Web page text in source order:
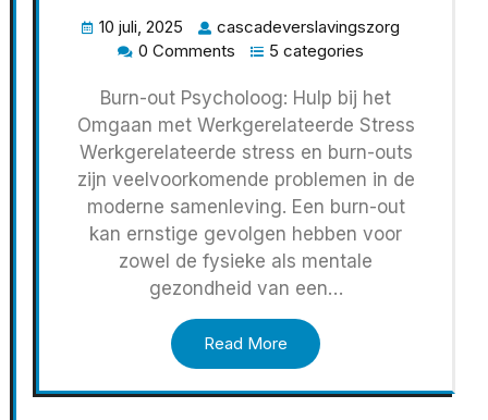
10 juli, 2025
cascadeverslavingszorg
0 Comments
5 categories
Burn-out Psycholoog: Hulp bij het
Omgaan met Werkgerelateerde Stress
Werkgerelateerde stress en burn-outs
zijn veelvoorkomende problemen in de
moderne samenleving. Een burn-out
kan ernstige gevolgen hebben voor
zowel de fysieke als mentale
gezondheid van een…
Read More